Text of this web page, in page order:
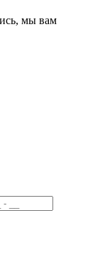
мы вам